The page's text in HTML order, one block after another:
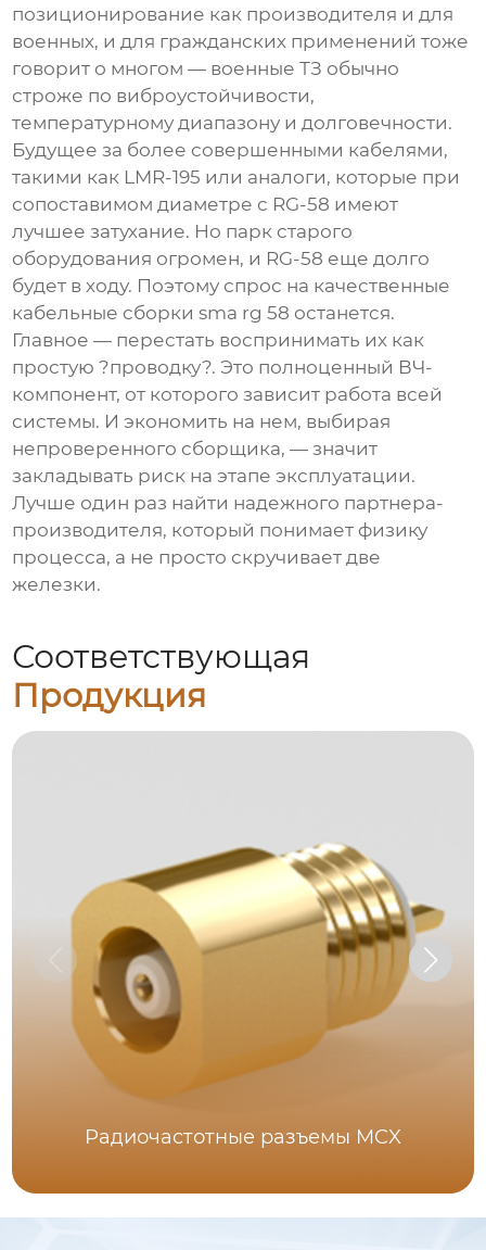
позиционирование как производителя и для
военных, и для гражданских применений тоже
говорит о многом — военные ТЗ обычно
строже по виброустойчивости,
температурному диапазону и долговечности.
Будущее за более совершенными кабелями,
такими как LMR-195 или аналоги, которые при
сопоставимом диаметре с RG-58 имеют
лучшее затухание. Но парк старого
оборудования огромен, и RG-58 еще долго
будет в ходу. Поэтому спрос на качественные
кабельные сборки sma rg 58 останется.
Главное — перестать воспринимать их как
простую ?проводку?. Это полноценный ВЧ-
компонент, от которого зависит работа всей
системы. И экономить на нем, выбирая
непроверенного сборщика, — значит
закладывать риск на этапе эксплуатации.
Лучше один раз найти надежного партнера-
производителя, который понимает физику
процесса, а не просто скручивает две
железки.
Соответствующая
Продукция
Радиочастотные разъемы MCX